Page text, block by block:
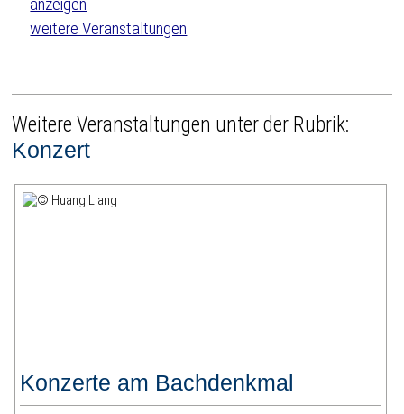
weitere Veranstaltungen
Weitere Veranstaltungen unter der Rubrik:
Konzert
Konzerte am Bachdenkmal